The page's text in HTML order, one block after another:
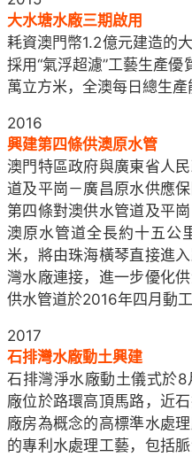
大水塘水廠三期啟用
耗資澳門幣1.2億元建造的
採用“氣浮超濾”工藝生產
萬立方米，全澳每日總生產
2016
興建第四條供澳原水管
澳門特區政府與廣東省人
道及平崗－廣昌原水供應
第四條對澳供水管道及平
澳原水管道全長約十五公
米，將由珠海橫琴直接進
灣水廠連接，進一步優化
供水管道於2016年四月動
2017
石排灣水廠動土興建
石排灣淨水廠動土儀式於
廠位於路環高頂馬路，近
廠房為概念的高標準水處
的專利水處理工藝，包括